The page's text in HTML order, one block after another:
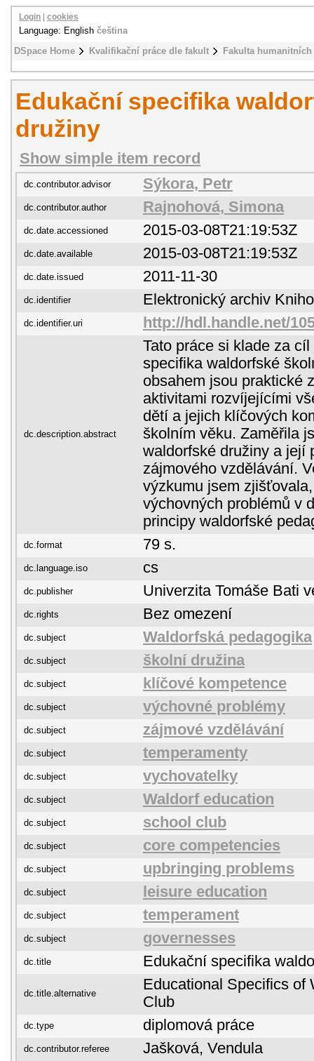
DSpace Home Kvalifikační práce dle fakult Fakulta
Login cookies
Language: English čeština
Edukační specifika
družiny
Show simple item record
dc.contributor.advisor Sýkora, Petr
dc.contributor.author Rajnohová, Simona
dc.date.accessioned 2015-03-08T21:19:53Z
dc.date.available 2015-03-08T21:19:53Z
dc.date.issued 2011-11-30
dc.identifier Elektronický archiv
dc.identifier.uri http://hdl.handle.net/
dc.description.abstract
Tato práce si klade za
specifika waldorfské
obsahem jsou praktické
aktivitami rozvíjejícími
dětí a jejich klíčových
školním věku. Zaměřila
waldorfské družiny a její
zájmového vzdělávání.
výzkumu jsem
výchovných problémů v
principy waldorfské
dc.format 79 s.
dc.language.iso cs
dc.publisher Univerzita Tomáše Bati
dc.rights Bez omezení
dc.subject Waldorfská pedagogika
dc.subject školní družina
dc.subject klíčové kompetence
dc.subject výchovné problémy
dc.subject zájmové vzdělávání
dc.subject temperamenty
dc.subject vychovatelky
dc.subject Waldorf education
dc.subject school club
dc.subject core competencies
dc.subject upbringing problems
dc.subject leisure education
dc.subject temperament
dc.subject governesses
dc.title Edukační specifika
dc.title.alternative
Educational Specifics of
Club
dc.type diplomová práce
dc.contributor.referee Jašková, Vendula